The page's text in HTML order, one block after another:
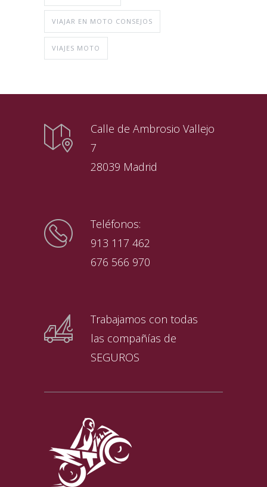
VIAJAR EN MOTO CONSEJOS
VIAJES MOTO
Calle de Ambrosio Vallejo
7
28039 Madrid
Teléfonos:
913 117 462
676 566 970
Trabajamos con todas
las compañías de
SEGUROS